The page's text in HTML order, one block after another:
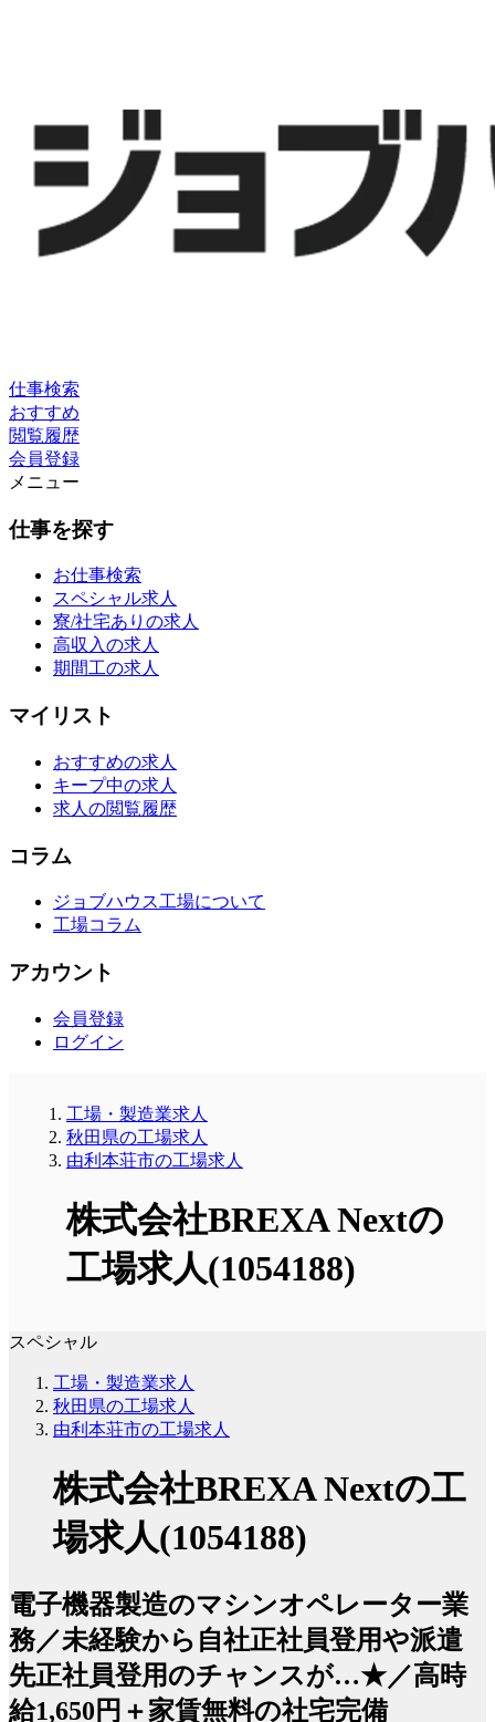
仕事検索
おすすめ
閲覧履歴
会員登録
メニュー
仕事を探す
お仕事検索
スペシャル求人
寮/社宅ありの求人
高収入の求人
期間工の求人
マイリスト
おすすめの求人
キープ中の求人
求人の閲覧履歴
コラム
ジョブハウス工場について
工場コラム
アカウント
会員登録
ログイン
工場・製造業求人
秋田県の工場求人
由利本荘市の工場求人
株式会社BREXA Nextの
工場求人(1054188)
スペシャル
工場・製造業求人
秋田県の工場求人
由利本荘市の工場求人
株式会社BREXA Nextの工
場求人(1054188)
電子機器製造のマシンオペレーター業
務／未経験から自社正社員登用や派遣
先正社員登用のチャンスが…★／高時
給1,650円＋家賃無料の社宅完備